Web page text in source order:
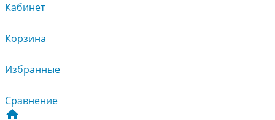
Кабинет
Корзина
Избранные
Сравнение